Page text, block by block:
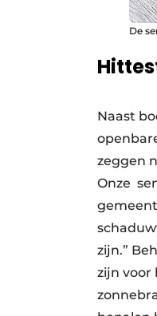
De
Naast
zeggen
Onze
zijn.”
zijn voor